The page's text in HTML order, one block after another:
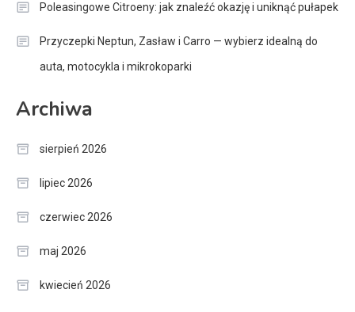
Poleasingowe Citroeny: jak znaleźć okazję i uniknąć pułapek
Przyczepki Neptun, Zasław i Carro — wybierz idealną do
auta, motocykla i mikrokoparki
Archiwa
sierpień 2026
lipiec 2026
czerwiec 2026
maj 2026
kwiecień 2026